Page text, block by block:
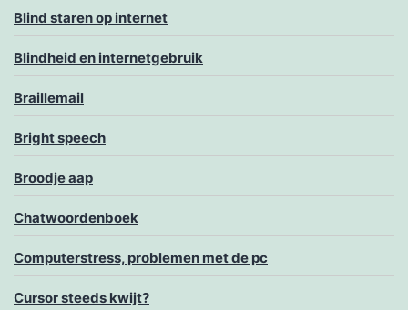
Blind staren op internet
Blindheid en internetgebruik
Braillemail
Bright speech
Broodje aap
Chatwoordenboek
Computerstress, problemen met de pc
Cursor steeds kwijt?